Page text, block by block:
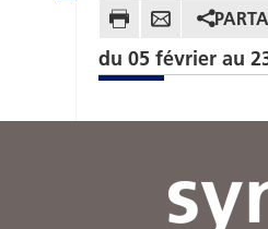
du 05 février au